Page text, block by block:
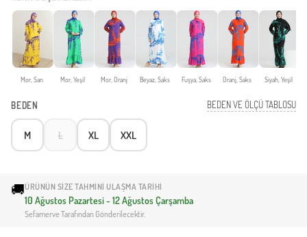
Mor, Sarı Mor, Yeşil Mor, Oranj Beyaz, Saks Fuşya, Saks Oranj, Saks Siyah, Yeşil
BEDEN BEDEN VE ÖLÇÜ TABLOSU
M L XL XXL
🚚ÜRÜNÜN SIZE TAHMINI ULAŞMA TARIHI
10 Ağustos Pazartesi - 12 Ağustos Çarşamba
Sefamerve Tarafından Gönderilecektir.